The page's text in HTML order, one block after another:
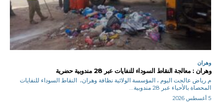
وهران
وهران : معالجة النقاط السوداء للنفايات عبر 28 مندوبية حضرية
م.رياض عالجت اليوم ، المؤسسة الولائية نظافة وهران، النقاط السوداء للنفايات
المحصاة بالأحياء عبر 28 مندوبية...
5 أغسطس 2026